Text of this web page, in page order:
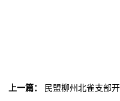
上一篇： 民盟柳州北雀支部